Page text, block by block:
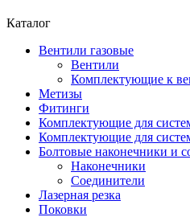
Каталог
Вентили газовые
Вентили
Комплектующие к
Метизы
Фитинги
Комплектующие для
Комплектующие для
Болтовые наконечники и
Наконечники
Соединители
Лазерная резка
Поковки